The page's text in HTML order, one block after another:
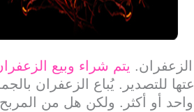
يتم شراء وبيع
للتصدير. يُباع الزعفران
واحد أو أكثر. ولكن هل من